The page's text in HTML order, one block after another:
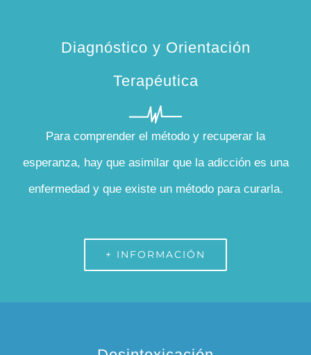
Diagnóstico y Orientación
Terapéutica
Para comprender el método y recuperar la
esperanza, hay que asimilar que la adicción es una
enfermedad y que existe un método para curarla.
+ INFORMACIÓN